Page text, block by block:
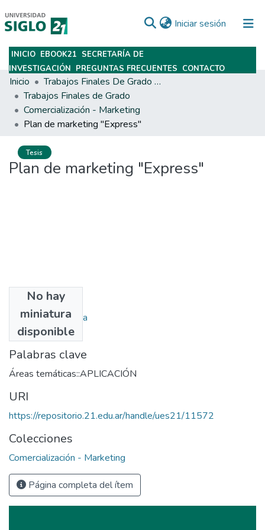
Iniciar sesión (current)
Subir
INICIO EBOOK21 SECRETARÍA DE
INVESTIGACIÓN PREGUNTAS FRECUENTES CONTACTO
Inicio
Trabajos Finales De Grado Y Posgrado
Trabajos Finales de Grado
Comercialización - Marketing
Plan de marketing "Express"
Tesis
Plan de marketing "Express"
No hay
miniatura
disponible
Autores
Kopac, Ivana Cecilia
Palabras clave
Áreas temáticas::APLICACIÓN
URI
https://repositorio.21.edu.ar/handle/ues21/11572
Colecciones
Comercialización - Marketing
Página completa del ítem